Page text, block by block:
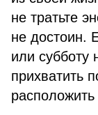
не тратьте
не достоин.
или субботу
прихватить
расположить